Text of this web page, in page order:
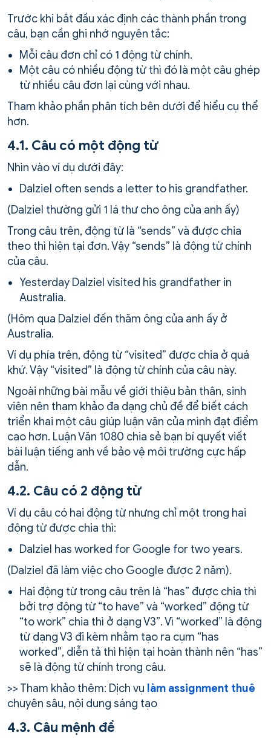
Trước khi bắt đầu xác định các thành phần trong
câu, bạn cần ghi nhớ nguyên tắc:
Mỗi câu đơn chỉ có 1 động từ chính.
Một câu có nhiều động từ thì đó là một câu ghép
từ nhiều câu đơn lại cùng với nhau.
Tham khảo phần phân tích bên dưới để hiểu cụ thể
hơn.
4.1. Câu có một động từ
Nhìn vào ví dụ dưới đây:
Dalziel often sends a letter to his grandfather.
(Dalziel thường gửi 1 lá thư cho ông của anh ấy)
Trong câu trên, động từ là “sends” và được chia
theo thì hiện tại đơn. Vậy “sends” là động từ chính
của câu.
Yesterday Dalziel visited his grandfather in
Australia.
(Hôm qua Dalziel đến thăm ông của anh ấy ở
Australia.
Ví dụ phía trên, động từ “visited” được chia ở quá
khứ. Vậy “visited” là động từ chính của câu này.
Ngoài những bài mẫu về giới thiệu bản thân, sinh
viên nên tham khảo đa dạng chủ đề để biết cách
triển khai một câu giúp luận văn của mình đạt điểm
cao hơn. Luận Văn 1080 chia sẻ bạn bí quyết viết
bài luận tiếng anh về bảo vệ môi trường cực hấp
dẫn.
4.2. Câu có 2 động từ
Ví dụ câu có hai động từ nhưng chỉ một trong hai
động từ được chia thì:
Dalziel has worked for Google for two years.
(Dalziel đã làm việc cho Google được 2 năm).
Hai động từ trong câu trên là “has” được chia thì
bởi trợ động từ “to have” và “worked” động từ
“to work” chia thì ở dạng V3”. Vì “worked” là động
từ dạng V3 đi kèm nhằm tạo ra cụm “has
worked”, diễn tả thì hiện tại hoàn thành nên “has”
sẽ là động từ chính trong câu.
>> Tham khảo thêm: Dịch vụ làm assignment thuê
chuyên sâu, nội dung sáng tạo
4.3. Câu mệnh đề